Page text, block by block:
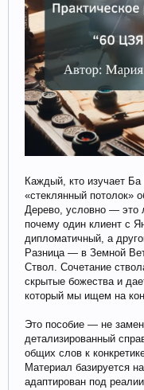
Каждый, кто изучает
«стеклянный потолок»
Дерево, условно — это
почему один клиент с
дипломатичный, а
Разница — в Земной
Ствол. Сочетание
скрытые божества и
который мы ищем на
Это пособие — не
детализированный
общих слов к
‌Материал базируется
адаптирован под